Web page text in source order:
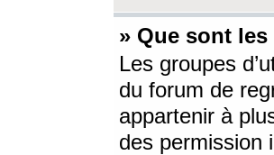
» Que sont
Les groupes
du forum de
appartenir à
des permission